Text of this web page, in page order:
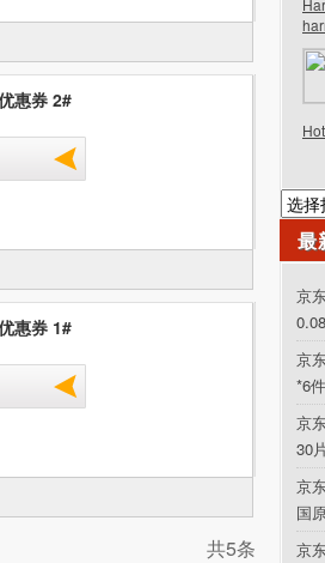
惠券 2#
惠券 1#
共5条
最
京
京
*6
京
30
京
国
京